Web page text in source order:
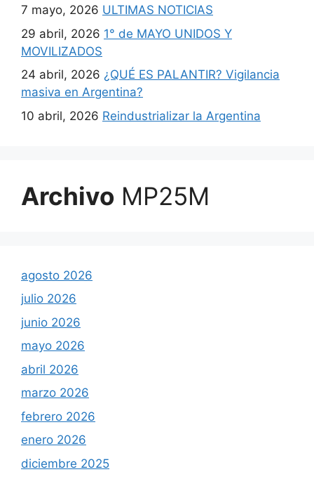
7 mayo, 2026 ULTIMAS NOTICIAS
29 abril, 2026 1° de MAYO UNIDOS Y
MOVILIZADOS
24 abril, 2026 ¿QUÉ ES PALANTIR? Vigilancia
masiva en Argentina?
10 abril, 2026 Reindustrializar la Argentina
Archivo MP25M
agosto 2026
julio 2026
junio 2026
mayo 2026
abril 2026
marzo 2026
febrero 2026
enero 2026
diciembre 2025